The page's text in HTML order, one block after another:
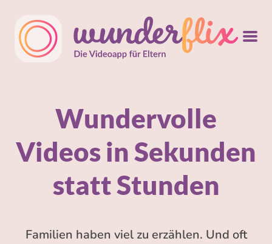
Wundervolle
Videos in Sekunden
statt Stunden
Familien haben viel zu erzählen. Und oft